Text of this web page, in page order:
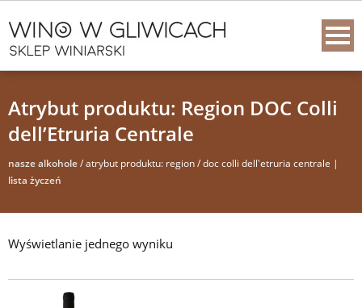
Atrybut produktu: Region DOC Colli
dell’Etruria Centrale
nasze alkohole/ atrybut produktu: region / doc colli dell'etruria centrale |
lista życzeń
Wyświetlanie jednego wyniku